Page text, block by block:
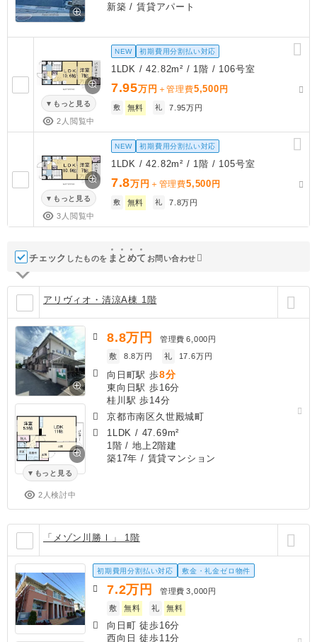
新築 / 賃貸アパート
もっと見る
2人閲覧中
NEW 初期費用分割払い対応
1LDK / 42.82m² / 1階 / 106号室
7.95万円 ＋管理費5,500 円
敷 無料 礼 7.95万円
もっと見る
3人閲覧中
NEW 初期費用分割払い対応
1LDK / 42.82m² / 1階 / 105号室
7.8万円 ＋管理費5,500 円
敷 無料 礼 7.8万円
チェック したものを ま と めて お問い合わせ
アリヴィオ・清涼A棟 1階
もっと見る
2人検討中
8.8万円 管理費 6,000円
敷
8.8万円 礼 17.6万円
向日町駅 歩8分
東向日駅 歩16分
桂川駅 歩14分
京都市南区久世殿城町
1LDK / 47.69m²
1階 / 地上2階建
築17年 / 賃貸マンション
「メゾン川勝Ⅰ」 1階
初期費用分割払い対応 敷金・礼金ゼロ物件
7.2万円 管理費 3,000円
敷
無料 礼 無料
向日町 徒歩16分
西向日 徒歩11分